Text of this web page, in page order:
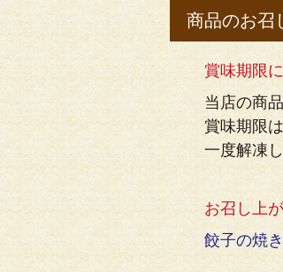
商品のお召
賞味期限
当店の商
賞味期限
一度解凍
お召し上
餃子の焼